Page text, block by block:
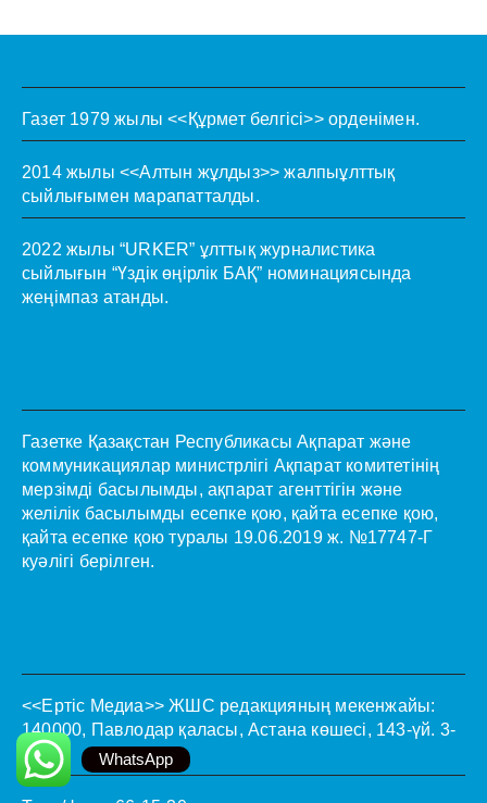
Газет 1979 жылы <<Құрмет белгісі>> орденімен.
2014 жылы <<Алтын жұлдыз>> жалпыұлттық
сыйлығымен марапатталды.
2022 жылы “URKER” ұлттық журналистика
сыйлығын “Үздік өңірлік БАҚ” номинациясында
жеңімпаз атанды.
Газетке Қазақстан Республикасы Ақпарат және
коммуникациялар министрлігі Ақпарат комитетінің
мерзімді басылымды, ақпарат агенттігін және
желілік басылымды есепке қою, қайта есепке қою,
қайта есепке қою туралы 19.06.2019 ж. №17747-Г
куәлігі берілген.
<<Ертіс Медиа>> ЖШС редакцияның мекенжайы:
140000, Павлодар қаласы, Астана көшесі, 143-үй. 3-
қабат.
WhatsApp